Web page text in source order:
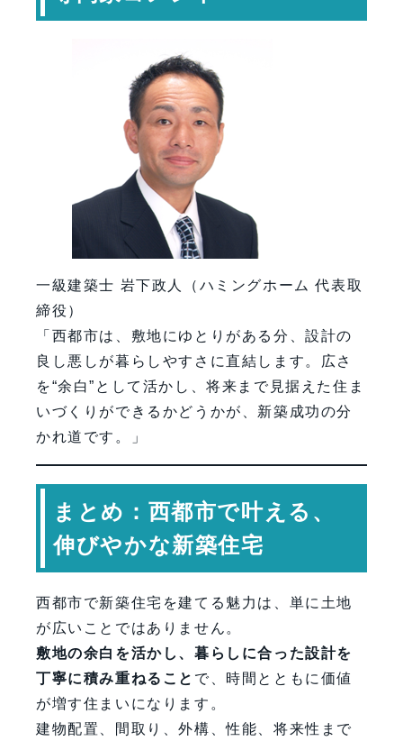
一級建築士 岩下政人（ハミングホーム 代表取
締役）
「西都市は、敷地にゆとりがある分、設計の
良し悪しが暮らしやすさに直結します。広さ
を“余白”として活かし、将来まで見据えた住ま
いづくりができるかどうかが、新築成功の分
かれ道です。」
まとめ：西都市で叶える、
伸びやかな新築住宅
西都市で新築住宅を建てる魅力は、単に土地
が広いことではありません。
敷地の余白を活かし、暮らしに合った設計を
丁寧に積み重ねること で、時間とともに価値
が増す住まいになります。
建物配置、間取り、外構、性能、将来性まで